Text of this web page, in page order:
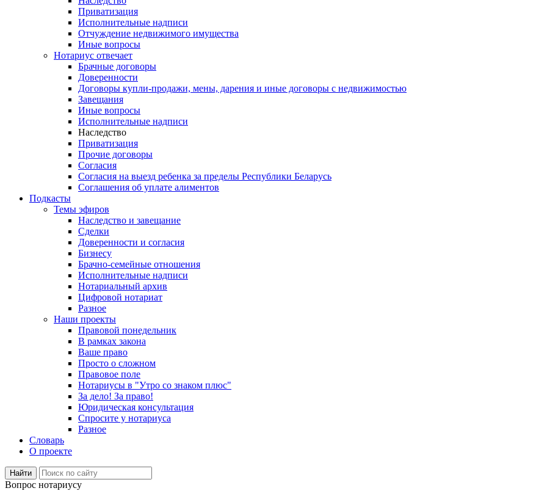
Приватизация
Исполнительные надписи
Отчуждение недвижимого имущества
Иные вопросы
Нотариус отвечает
Брачные договоры
Доверенности
Договоры купли-продажи, мены, дарения и иные договоры с недвижимостью
Завещания
Иные вопросы
Исполнительные надписи
Наследство
Приватизация
Прочие договоры
Согласия
Согласия на выезд ребенка за пределы Республики Беларусь
Соглашения об уплате алиментов
Подкасты
Темы эфиров
Наследство и завещание
Сделки
Доверенности и согласия
Бизнесу
Брачно-семейные отношения
Исполнительные надписи
Нотариальный архив
Цифровой нотариат
Разное
Наши проекты
Правовой понедельник
В рамках закона
Ваше право
Просто о сложном
Правовое поле
Нотариусы в "Утро со знаком плюс"
За дело! За право!
Юридическая консультация
Спросите у нотариуса
Разное
Словарь
О проекте
Вопрос нотариусу